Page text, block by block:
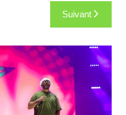
Suivant